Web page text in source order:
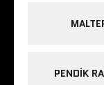
PENDIK